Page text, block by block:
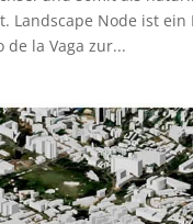
Landscape Node ist ein
de la Vaga zur...